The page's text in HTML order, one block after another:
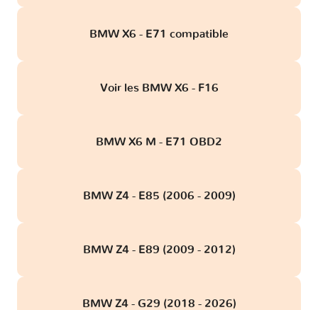
BMW X6 - E71 compatible
Voir les BMW X6 - F16
BMW X6 M - E71 OBD2
BMW Z4 - E85 (2006 - 2009)
BMW Z4 - E89 (2009 - 2012)
BMW Z4 - G29 (2018 - 2026)